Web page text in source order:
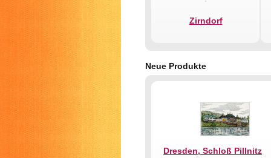
Zirndorf
Neue Produkte
Dresden, Schloß Pillnitz